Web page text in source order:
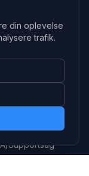
din oplevelse
trafik.
legacy webshop
Supportsag